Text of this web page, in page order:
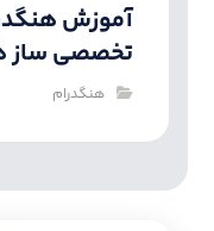
آموزش
تخصصی ساز
هنگدرام